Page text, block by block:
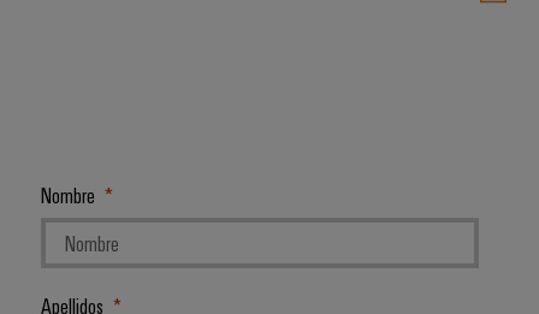
Nombre
Apellidos